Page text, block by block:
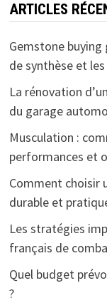
ARTICLES
Gemstone
de synthèse et
La rénovation
du garage
Musculation :
performances et
Comment choisir
durable et
Les stratégies
français de
Quel budget
?